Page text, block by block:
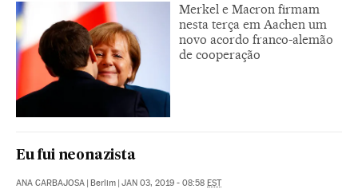
Merkel e Macron firmam
nesta terça em Aachen um
novo acordo franco-alemão
de cooperação
Eu fui neonazista
ANA CARBAJOSA | Berlim | JAN 03, 2019 - 08:58 EST